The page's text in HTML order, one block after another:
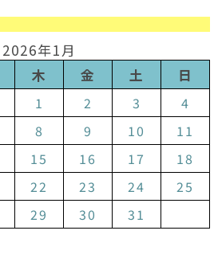
2026年1月
木 金 土 日
1 2 3
4
8 9 10
11
15 16 17
18
22 23 24
25
29 30 31